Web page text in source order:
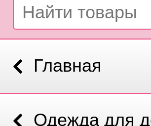
Главная
Одежда для